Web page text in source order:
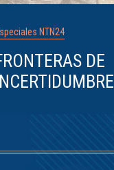
NTN24
DE